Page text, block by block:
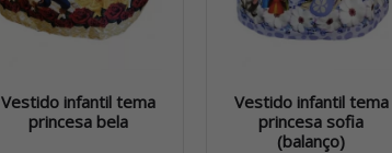
Vestido infantil tema
princesa bela
Vestido infantil tema
princesa sofia
(balanço)